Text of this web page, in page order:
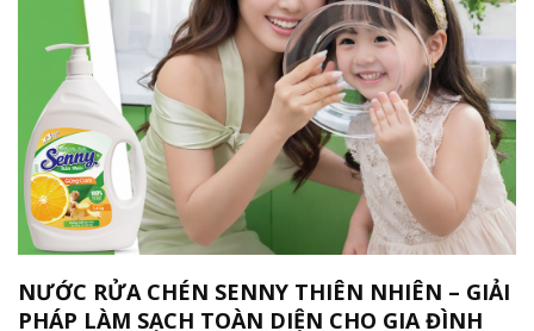
NƯỚC RỬA CHÉN SENNY THIÊN NHIÊN – GIẢI
PHÁP LÀM SẠCH TOÀN DIỆN CHO GIA ĐÌNH